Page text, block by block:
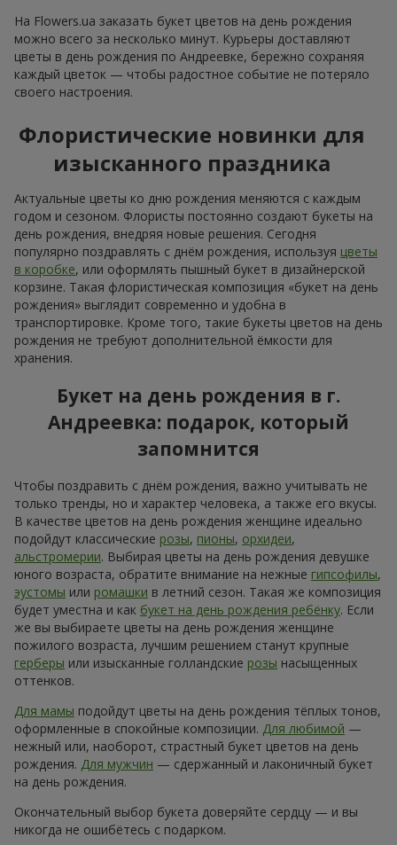
На Flowers.ua заказать букет цветов на день рождения
можно всего за несколько минут. Курьеры доставляют
цветы в день рождения по Андреевке, бережно сохраняя
каждый цветок — чтобы радостное событие не потеряло
своего настроения.
Флористические новинки для
изысканного праздника
Актуальные цветы ко дню рождения меняются с каждым
годом и сезоном. Флористы постоянно создают букеты на
день рождения, внедряя новые решения. Сегодня
популярно поздравлять с днём рождения, используя цветы
в коробке, или оформлять пышный букет в дизайнерской
корзине. Такая флористическая композиция «букет на день
рождения» выглядит современно и удобна в
транспортировке. Кроме того, такие букеты цветов на день
рождения не требуют дополнительной ёмкости для
хранения.
Букет на день рождения в г.
Андреевка: подарок, который
запомнится
Чтобы поздравить с днём рождения, важно учитывать не
только тренды, но и характер человека, а также его вкусы.
В качестве цветов на день рождения женщине идеально
подойдут классические розы, пионы, орхидеи,
альстромерии. Выбирая цветы на день рождения девушке
юного возраста, обратите внимание на нежные гипсофилы,
эустомы или ромашки в летний сезон. Такая же композиция
будет уместна и как букет на день рождения ребёнку. Если
же вы выбираете цветы на день рождения женщине
пожилого возраста, лучшим решением станут крупные
герберы или изысканные голландские розы насыщенных
оттенков.
Для мамы подойдут цветы на день рождения тёплых тонов,
оформленные в спокойные композиции. Для любимой —
нежный или, наоборот, страстный букет цветов на день
рождения. Для мужчин — сдержанный и лаконичный букет
на день рождения.
Окончательный выбор букета доверяйте сердцу — и вы
никогда не ошибётесь с подарком.